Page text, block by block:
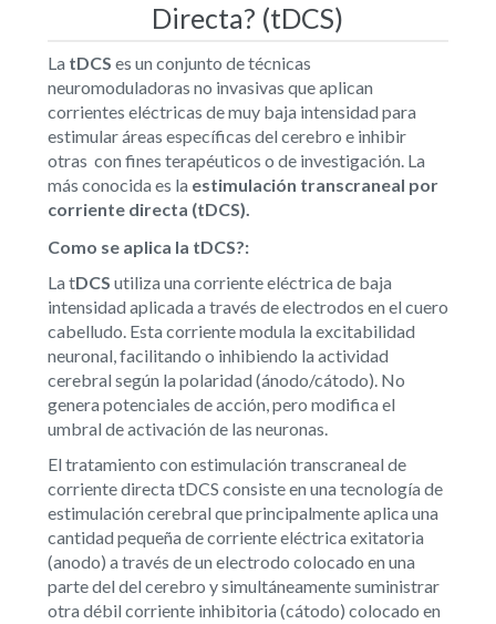
Directa? (tDCS)
La tDCS es un conjunto de técnicas
neuromoduladoras no invasivas que aplican
corrientes eléctricas de muy baja intensidad para
estimular áreas específicas del cerebro e inhibir
otras con fines terapéuticos o de investigación. La
más conocida es la estimulación transcraneal por
corriente directa (tDCS).
Como se aplica la tDCS?:
La tDCS utiliza una corriente eléctrica de baja
intensidad aplicada a través de electrodos en el cuero
cabelludo. Esta corriente modula la excitabilidad
neuronal, facilitando o inhibiendo la actividad
cerebral según la polaridad (ánodo/cátodo). No
genera potenciales de acción, pero modifica el
umbral de activación de las neuronas.
El tratamiento con estimulación transcraneal de
corriente directa tDCS consiste en una tecnología de
estimulación cerebral que principalmente aplica una
cantidad pequeña de corriente eléctrica exitatoria
(anodo) a través de un electrodo colocado en una
parte del del cerebro y simultáneamente suministrar
otra débil corriente inhibitoria (cátodo) colocado en